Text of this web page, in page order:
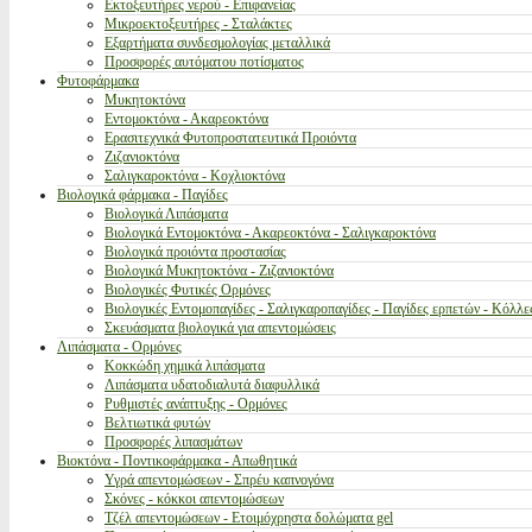
Εκτοξευτήρες νερού - Επιφανείας
Μικροεκτοξευτήρες - Σταλάκτες
Εξαρτήματα συνδεσμολογίας μεταλλικά
Προσφορές αυτόματου ποτίσματος
Φυτοφάρμακα
Μυκητοκτόνα
Εντομοκτόνα - Ακαρεοκτόνα
Ερασιτεχνικά Φυτοπροστατευτικά Προιόντα
Ζιζανιοκτόνα
Σαλιγκαροκτόνα - Κοχλιοκτόνα
Βιολογικά φάρμακα - Παγίδες
Βιολογικά Λιπάσματα
Βιολογικά Εντομοκτόνα - Ακαρεοκτόνα - Σαλιγκαροκτόνα
Βιολογικά προιόντα προστασίας
Βιολογικά Μυκητοκτόνα - Ζιζανιοκτόνα
Βιολογικές Φυτικές Ορμόνες
Βιολογικές Εντομοπαγίδες - Σαλιγκαροπαγίδες - Παγίδες ερπετών -
Σκευάσματα βιολογικά για απεντομώσεις
Λιπάσματα - Ορμόνες
Κοκκώδη χημικά λιπάσματα
Λιπάσματα υδατοδιαλυτά διαφυλλικά
Ρυθμιστές ανάπτυξης - Ορμόνες
Βελτιωτικά φυτών
Προσφορές λιπασμάτων
Βιοκτόνα - Ποντικοφάρμακα - Απωθητικά
Υγρά απεντομώσεων - Σπρέυ καπνογόνα
Σκόνες - κόκκοι απεντομώσεων
Τζέλ απεντομώσεων - Ετοιμόχρηστα δολώματα gel